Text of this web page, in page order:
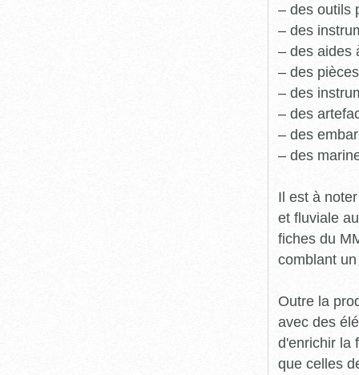
– des outils
– des
– des aides
– des
– des
– des
– des
– des
Il est à
et fluviale
fiches du
comblant
Outre la
avec des
d'enrichir la
que celles